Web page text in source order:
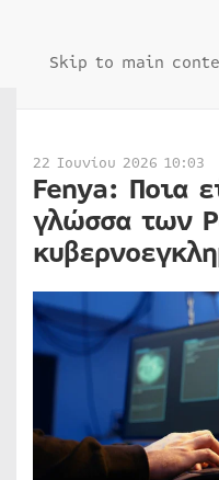
Skip to main
22 Ιουνίου 2026 10:03
Fenya: Ποια
γλώσσα των